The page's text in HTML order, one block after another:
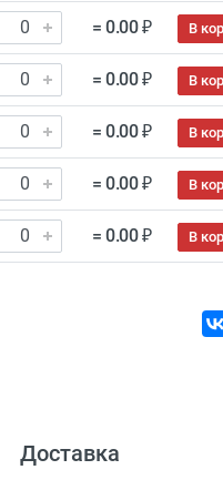
= 0.00 ₽ В
= 0.00 ₽ В
= 0.00 ₽ В
= 0.00 ₽ В
= 0.00 ₽ В
Доставка